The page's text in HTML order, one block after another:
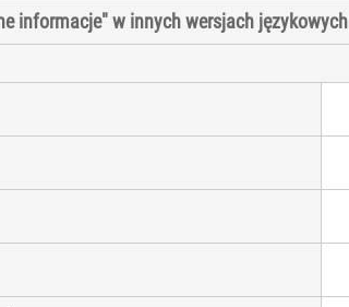
informacje" w innych wersjach językowych